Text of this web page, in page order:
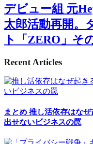
デビュー組 元
太郎活動再開。
ト「ZERO」そ
Recent Articles
まとめ 推し活依存はな
出せないビジネスの罠